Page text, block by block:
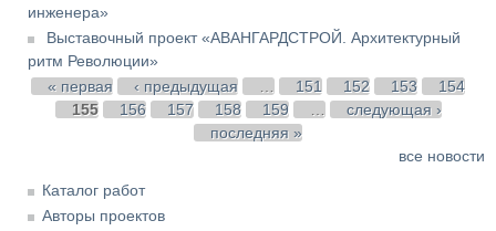
инженера»
Выставочный проект «АВАНГАРДСТРОЙ. Архитектурный
ритм Революции»
Страницы
« первая ‹ предыдущая 151 152 153
154
155
156 157 158 159
следующая ›
последняя »
все новости
Каталог работ
Авторы проектов